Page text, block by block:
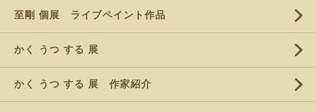
至剛 個展 ライブペイント作品
かく うつ する 展
かく うつ する 展 作家紹介